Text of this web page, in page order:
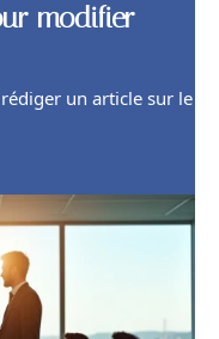
modifier
un article sur le